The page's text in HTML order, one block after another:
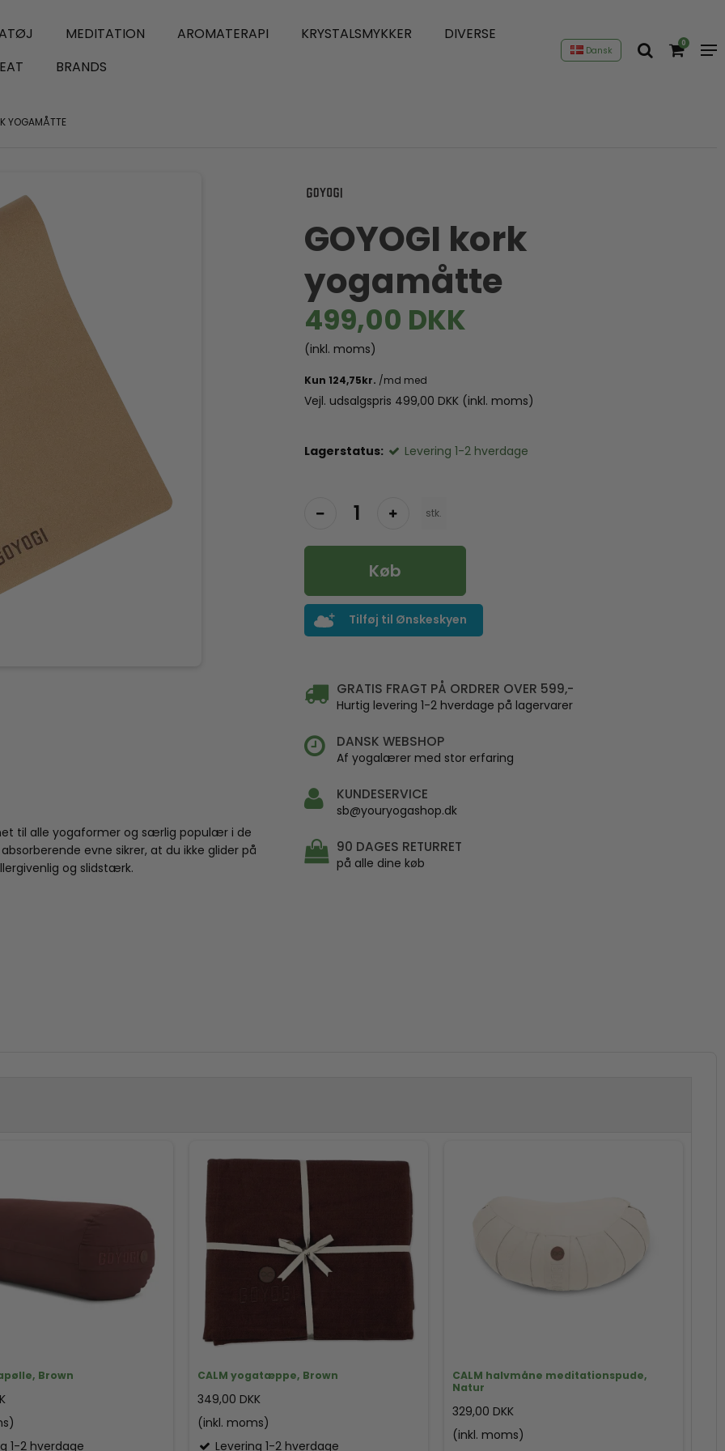
MEDITATION AROMATERAPI KRYSTALSMYKKER
DIVERSE
BRANDS
Dansk
0
YOGAMÅTTE
til alle yogaformer og særlig populær i de
evne sikrer, at du ikke glider på
og slidstærk.
GOYOGI kork
yogamåtte
499,00 DKK
(inkl. moms)
Vejl. udsalgspris 499,00 DKK (inkl. moms)
Lagerstatus: Levering 1-2 hverdage
stk.
Køb
Tilføj til Ønskeskyen
GRATIS FRAGT PÅ ORDRER OVER 599,-
Hurtig levering 1-2 hverdage på lagervarer
DANSK WEBSHOP
Af yogalærer med stor erfaring
KUNDESERVICE
sb@youryogashop.dk
90 DAGES RETURRET
på alle dine køb
Brown
1-2 hverdage
CALM yogatæppe, Brown
349,00 DKK
(inkl. moms)
Levering 1-2 hverdage
CALM halvmåne meditationspude,
Natur
329,00 DKK
(inkl. moms)